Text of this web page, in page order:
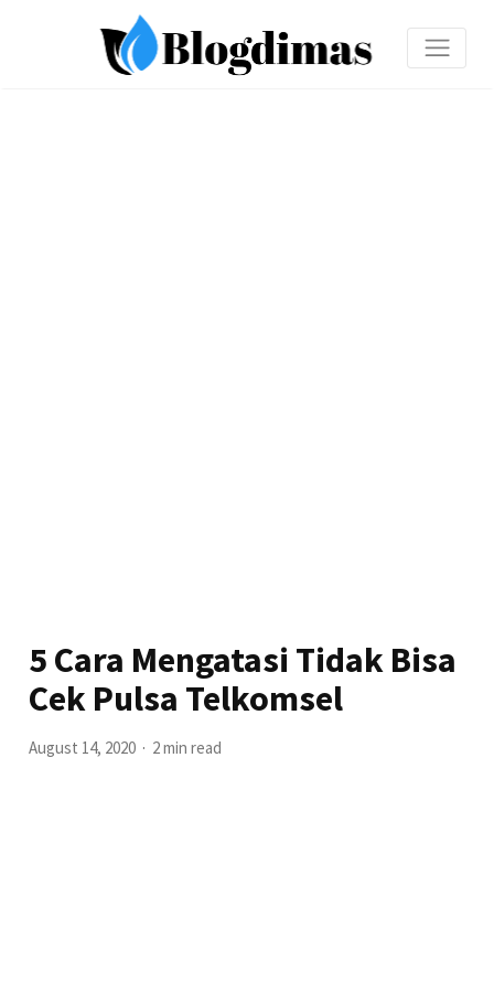
5 Cara Mengatasi Tidak Bisa
Cek Pulsa Telkomsel
August 14, 2020 2 min read